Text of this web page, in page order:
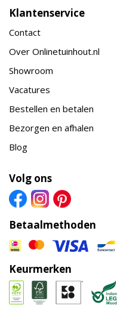
Klantenservice
Contact
Over Onlinetuinhout.nl
Showroom
Vacatures
Bestellen en betalen
Bezorgen en afhalen
Blog
Volg ons
Betaalmethoden
Keurmerken